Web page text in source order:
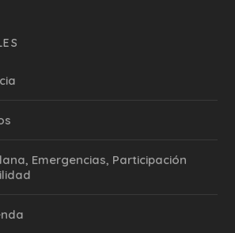
Emergencias, Participación